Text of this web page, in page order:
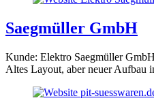
Saegmüller GmbH
Kunde: Elektro Saegmüller GmbH
Altes Layout, aber neuer Aufbau